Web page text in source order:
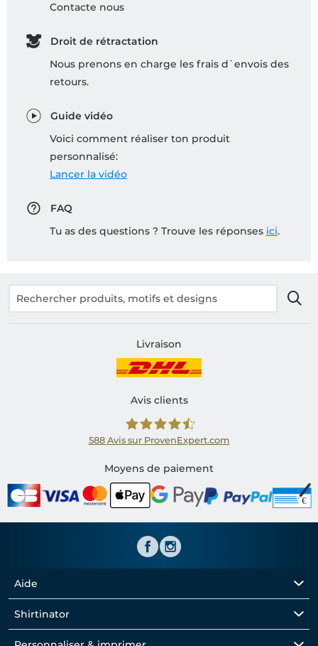
Contacte nous
Droit de rétractation
Nous prenons en charge les frais d`envois des
retours.
Guide vidéo
Voici comment réaliser ton produit
personnalisé:
Lancer la vidéo
FAQ
Tu as des questions ? Trouve les réponses ici.
Livraison
Avis clients
Shirtinator FR
588 Avis sur ProvenExpert.com
Moyens de paiement
Aide
Shirtinator